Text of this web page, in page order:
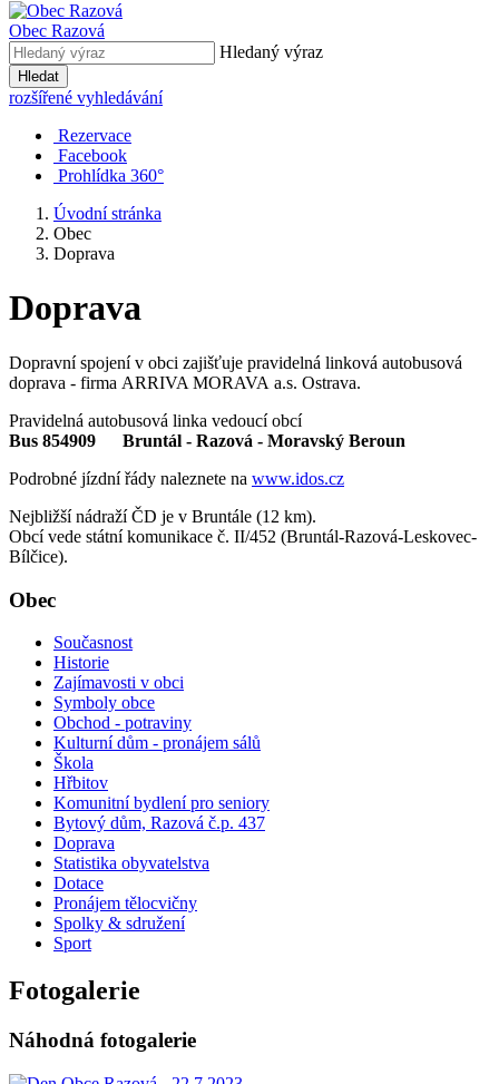
Obec Razová
Hledaný výraz
Hledat
rozšířené vyhledávání
Rezervace
Facebook
Prohlídka 360°
Úvodní stránka
Obec
Doprava
Doprava
Dopravní spojení v obci zajišťuje pravidelná linková autobusová
doprava - firma ARRIVA MORAVA a.s. Ostrava.
Pravidelná autobusová linka vedoucí obcí
Bus 854909 Bruntál - Razová - Moravský Beroun
Podrobné jízdní řády naleznete na www.idos.cz
Nejbližší nádraží ČD je v Bruntále (12 km).
Obcí vede státní komunikace č. II/452 (Bruntál-Razová-Leskovec-
Bílčice).
Obec
Současnost
Historie
Zajímavosti v obci
Symboly obce
Obchod - potraviny
Kulturní dům - pronájem sálů
Škola
Hřbitov
Komunitní bydlení pro seniory
Bytový dům, Razová č.p. 437
Doprava
Statistika obyvatelstva
Dotace
Pronájem tělocvičny
Spolky & sdružení
Sport
Fotogalerie
Náhodná fotogalerie